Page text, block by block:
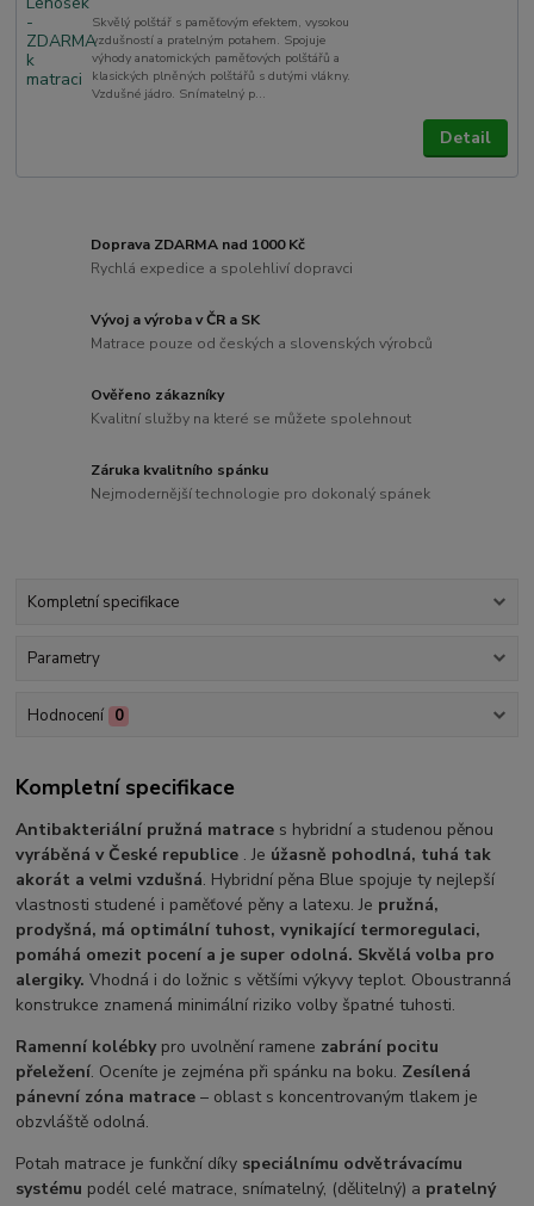
Skvělý polštář s paměťovým efektem, vysokou
vzdušností a pratelným potahem. Spojuje
výhody anatomických paměťových polštářů a
klasických plněných polštářů s dutými vlákny.
Vzdušné jádro. Snímatelný p...
Detail
Doprava ZDARMA nad 1000 Kč
Rychlá expedice a spolehliví dopravci
Vývoj a výroba v ČR a SK
Matrace pouze od českých a slovenských výrobců
Ověřeno zákazníky
Kvalitní služby na které se můžete spolehnout
Záruka kvalitního spánku
Nejmodernější technologie pro dokonalý spánek
Kompletní specifikace
Parametry
Hodnocení 0
Kompletní specifikace
Antibakteriální pružná matrace s hybridní a studenou pěnou
vyráběná v České republice . Je úžasně pohodlná, tuhá tak
akorát a velmi vzdušná. Hybridní pěna Blue spojuje ty nejlepší
vlastnosti studené i paměťové pěny a latexu. Je pružná,
prodyšná, má optimální tuhost, vynikající termoregulaci,
pomáhá omezit pocení a je super odolná. Skvělá volba pro
alergiky.Vhodná i do ložnic s většími výkyvy teplot. Oboustranná
konstrukce znamená minimální riziko volby špatné tuhosti.
Ramenní kolébkypro uvolnění ramene zabrání pocitu
přeležení. Oceníte je zejména při spánku na boku. Zesílená
pánevní zóna matrace – oblast s koncentrovaným tlakem je
obzvláště odolná.
Potah matrace je funkční díky speciálnímu odvětrávacímu
systému podél celé matrace, snímatelný, (dělitelný) a pratelný